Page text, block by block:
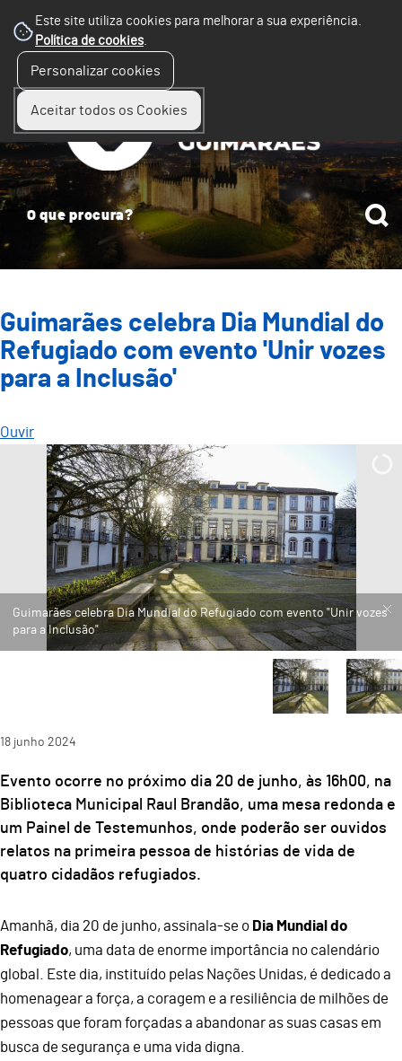
Este site utiliza cookies para melhorar a sua experiência.
Política de cookies.
Personalizar cookies
Aceitar todos os Cookies
Guimarães celebra Dia Mundial do
Refugiado com evento 'Unir vozes
para a Inclusão'
Ouvir
18 junho 2024
Evento ocorre no próximo dia 20 de junho, às 16h00, na
Biblioteca Municipal Raul Brandão, uma mesa redonda e
um Painel de Testemunhos, onde poderão ser ouvidos
relatos na primeira pessoa de histórias de vida de
quatro cidadãos refugiados.
Amanhã, dia 20 de junho, assinala-se o Dia Mundial do
Refugiado, uma data de enorme importância no calendário
global. Este dia, instituído pelas Nações Unidas, é dedicado a
homenagear a força, a coragem e a resiliência de milhões de
pessoas que foram forçadas a abandonar as suas casas em
busca de segurança e uma vida digna.